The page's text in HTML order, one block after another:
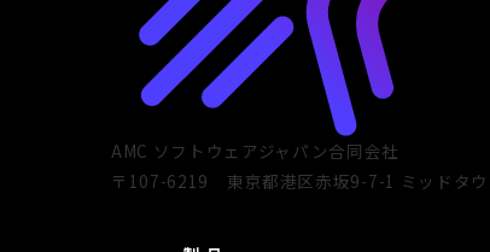
AMC ソフトウェアジャパン合同会社
〒107-6219 東京都港区赤坂9-7-1 ミッドタ